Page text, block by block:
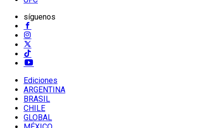
síguenos
Ediciones
ARGENTINA
BRASIL
CHILE
GLOBAL